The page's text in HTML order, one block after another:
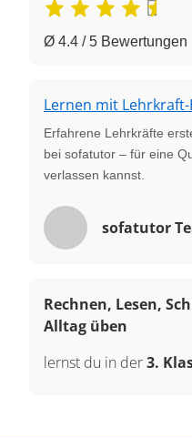
Ø 4.4 / 5 Bewertungen
Lernen mit
Erfahrene Lehrkräfte
bei sofatutor – für eine
verlassen kannst.
sofatutor
Rechnen, Lesen,
Alltag üben
lernst du in der3.